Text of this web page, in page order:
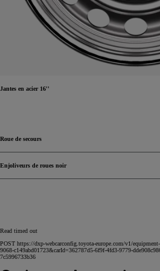
Jantes en acier 16''
Roue de secours
Enjoliveurs de roues noir
Read timed out
POST https://dxp-webcarconfig.toyota-europe.com/v1/
9068-c149abd01723&carId=362787d5-6f9f-4fd3-9779-
7c5996733b36